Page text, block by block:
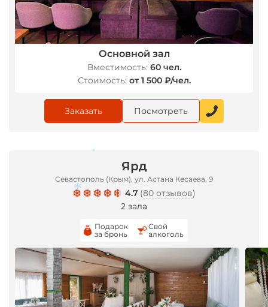
Основной зал
Вместимость: 60 чел.
Стоимость: от 1 500 ₽/чел.
Заказать Посмотреть
Ярд
Севастополь (Крым), ул. Астана Кесаева, 9
4.7 (80 отзывов)
2 зала
Подарок
за бронь
Свой
алкоголь